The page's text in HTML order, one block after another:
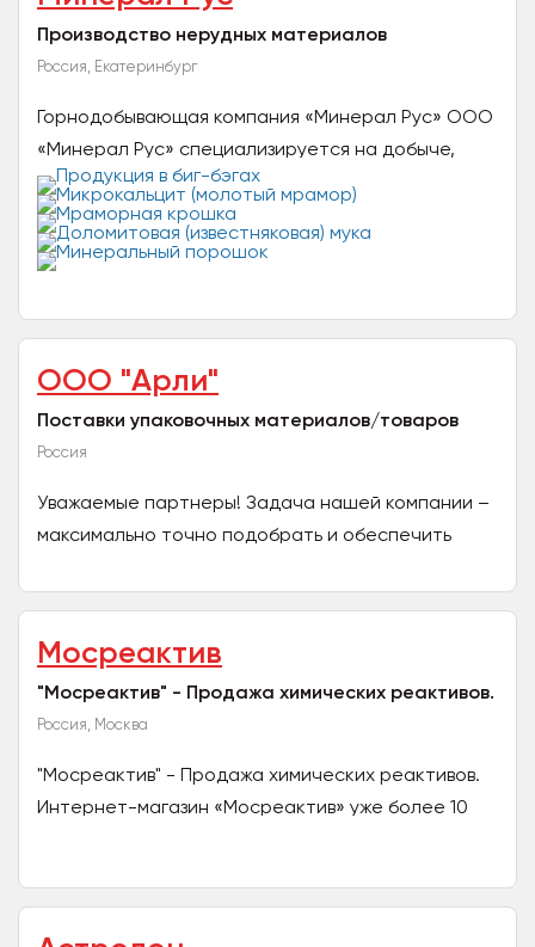
Производство нерудных материалов
Россия, Екатеринбург
Горнодобывающая компания «Минерал Рус» ООО
«Минерал Рус» специализируется на добыче,
переработке и доставке нерудных материалов,
продукции из...
ООО "Арли"
Поставки упаковочных материалов/товаров
Россия
Уважаемые партнеры! Задача нашей компании –
максимально точно подобрать и обеспечить
материалами, подходящими именно...
Мосреактив
"Мосреактив" - Продажа химических реактивов.
Россия, Москва
"Мосреактив" - Продажа химических реактивов.
Интернет-магазин «Мосреактив» уже более 10